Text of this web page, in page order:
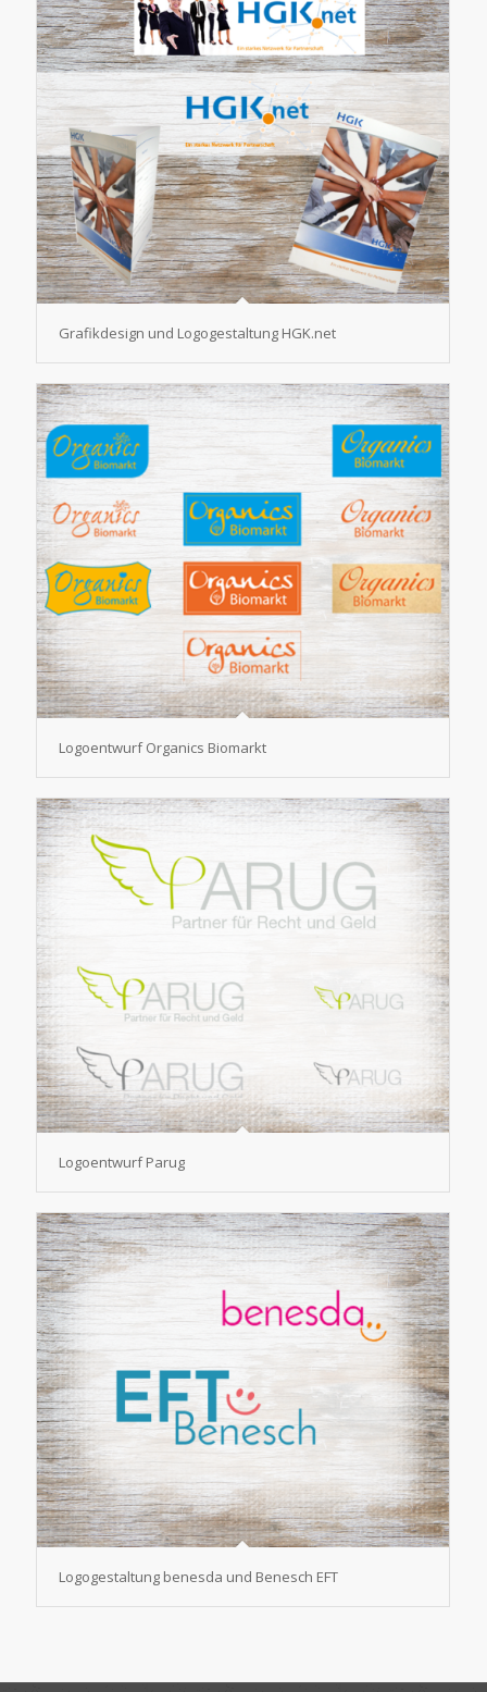
Grafikdesign und Logogestaltung HGK.net
Logoentwurf Organics Biomarkt
Logoentwurf Parug
Logogestaltung benesda und Benesch EFT